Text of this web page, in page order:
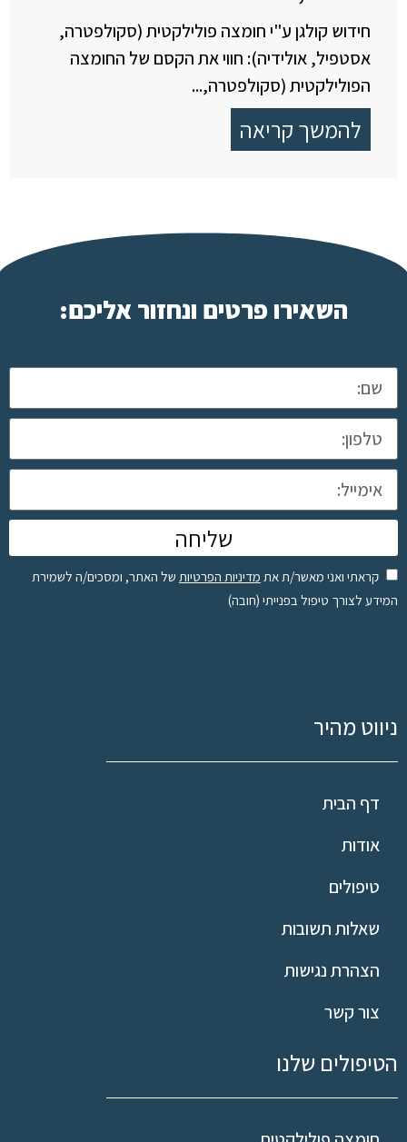
חידוש קולגן ע"י חומצה פולילקטית (סקולפטרה,
אסטפיל, אולידיה): חווי את הקסם של החומצה
הפולילקטית (סקולפטרה,...
להמשך קריאה
השאירו פרטים ונחזור אליכם:
שליחה
קראתי ואני מאשר/ת את מדיניות הפרטיות של האתר, ומסכים/ה לשמירת
המידע לצורך טיפול בפנייתי (חובה)
ניווט מהיר
דף הבית
אודות
טיפולים
שאלות תשובות
הצהרת נגישות
צור קשר
הטיפולים שלנו